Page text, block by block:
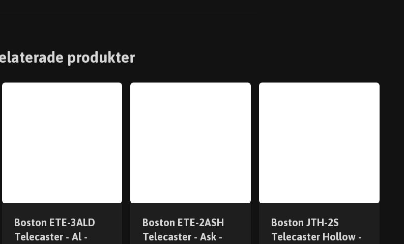
produkter
Boston ETE-3ALD
Telecaster - Al -
Boston ETE-2ASH
Telecaster - Ask -
Boston JTH-2S
Telecaster Hollow -